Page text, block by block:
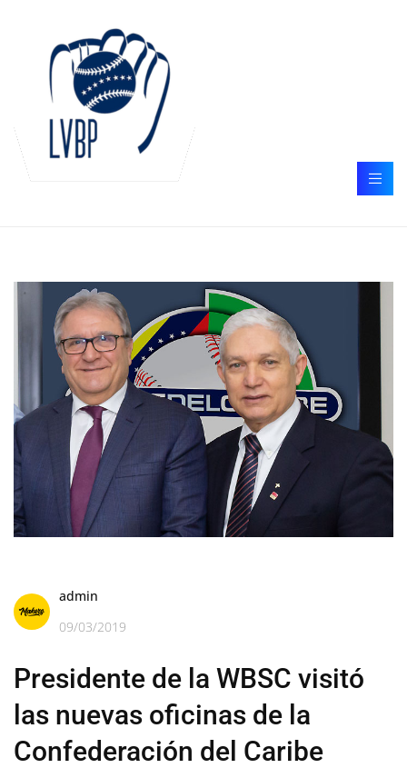
admin
09/03/2019
Presidente de la WBSC visitó
las nuevas oficinas de la
Confederación del Caribe